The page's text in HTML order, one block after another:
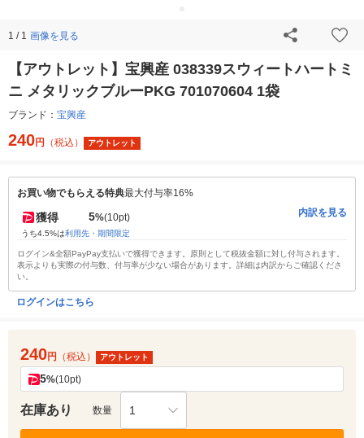
1 / 1 画像を見る
【アウトレット】宝興産 038339スウィートハートミ
ニ メタリックブルーPKG 701070604 1袋
ブランド： 宝興産
240円 （税込） アウトレット
お買い物でもらえる特典最大付与率16%
獲得 5%(10pt)
うち4.5%は利用先・期間限定
内訳を見る
ログイン&全額PayPay支払いで獲得できます。原則として税抜金額に対し付与されます。
表示よりも実際の付与数、付与率が少ない場合があります。詳細は内訳からご確認くださ
い。
ログインはこちら
240円 （税込） アウトレット
5%(10pt)
在庫あり 数量 1